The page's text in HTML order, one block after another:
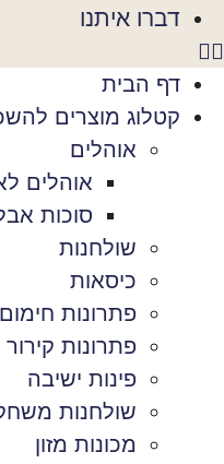
דברו איתנו
דף הבית
קטלוג מוצרים
אוהלים
אוהלים
סוכות
שולחנות
כיסאות
פתרונות חימום
פתרונות קירור
פינות ישיבה
שולחנות משחק
מכונות מזון